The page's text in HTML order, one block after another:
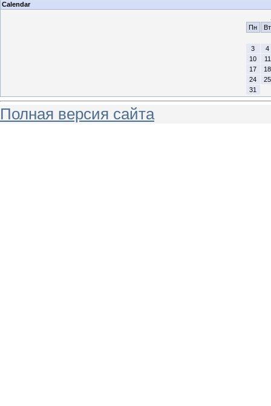
Calendar
Пн
Вт
3
4
10
11
17
18
24
25
31
Полная версия сайта